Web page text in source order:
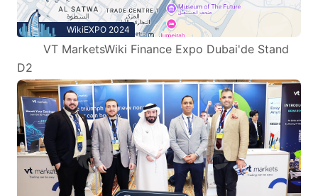
WikiEXPO 2024
VT MarketsWiki Finance Expo Dubai'de Stand
D2